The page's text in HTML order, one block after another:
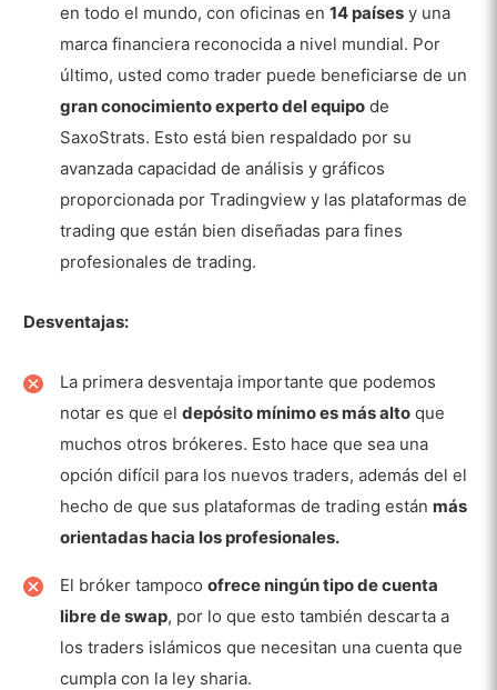
Materias primas
ETF
Bonos del Tesoro
Opciones
Fondos mutuos
dimensionamiento de la posición
Apalancamiento
Tamaño
Gestión de riesgos
Plataformas y Dispositivos móviles
Gráficos y herramientas de Trading
en todo el mundo, con oficinas en 14 paísesy una
marca financiera reconocida a nivel mundial. Por
último, usted como trader puede beneficiarse de un
gran conocimiento experto del equipode
SaxoStrats. Esto está bien respaldado por su
avanzada capacidad de análisis y gráficos
proporcionada por Tradingview y las plataformas de
trading que están bien diseñadas para fines
profesionales de trading.
Desventajas:
La primera desventaja importante que podemos
notar es que el depósito mínimo es más altoque
muchos otros brókeres. Esto hace que sea una
opción difícil para los nuevos traders, además del el
hecho de que sus plataformas de trading están más
orientadas hacia los profesionales.
El bróker tampoco ofrece ningún tipo de cuenta
libre de swap, por lo que esto también descarta a
los traders islámicos que necesitan una cuenta que
cumpla con la ley sharia.